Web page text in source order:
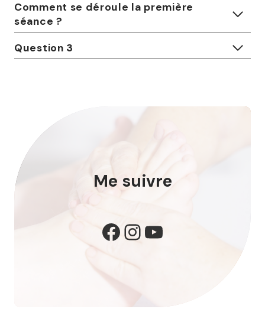
Comment se déroule la première
séance ?
Question 3
Me suivre
Facebook InstagramYouTube